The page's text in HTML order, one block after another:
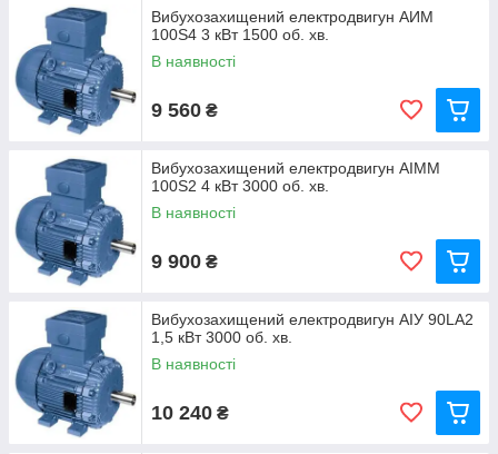
Вибухозахищений електродвигун АИМ
100S4 3 кВт 1500 об. хв.
В наявності
9 560 ₴
Вибухозахищений електродвигун АІMM
100S2 4 кВт 3000 об. хв.
В наявності
9 900 ₴
Вибухозахищений електродвигун АІУ 90LA2
1,5 кВт 3000 об. хв.
В наявності
10 240 ₴